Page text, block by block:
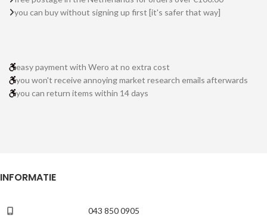
you can buy without signing up first [it's safer that way]
easy payment with Wero at no extra cost
you won't receive annoying market research emails afterwards
you can return items within 14 days
INFORMATIE
043 850 0905